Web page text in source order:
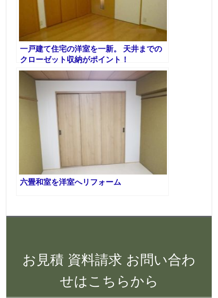
一戸建て住宅の洋室を一新。 天井までの
クローゼット収納がポイント！
六畳和室を洋室へリフォーム
お見積 資料請求 お問い合わ
せはこちらから